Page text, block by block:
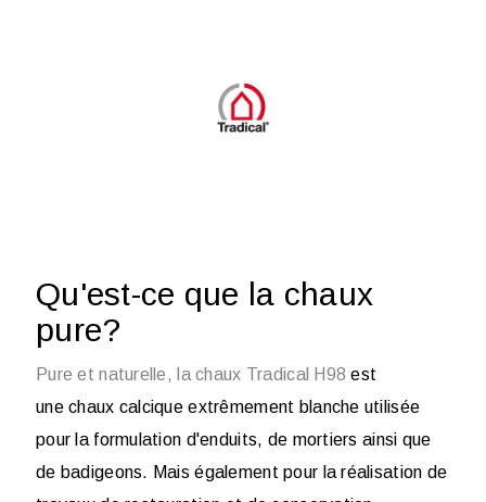
Qu'est-ce que la chaux
pure?
Pure et naturelle, la chaux Tradical H98 est
unechaux calcique extrêmement blanche utilisée
pour la formulation d'enduits, de mortiers ainsi que
de badigeons. Mais également pour la réalisation de